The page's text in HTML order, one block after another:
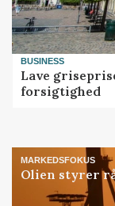
BUSINESS
Lave
forsigtighed
MARKEDSFOKUS
Olien styrer